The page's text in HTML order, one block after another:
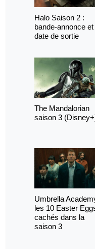
Halo Saison 2 :
bande-annonce et
date de sortie
The Mandalorian
saison 3
Umbrella
les 10 Easter
cachés dans la
saison 3